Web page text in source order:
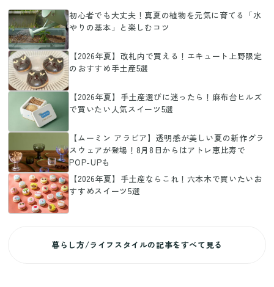
初心者でも大丈夫！真夏の植物を元気に育てる「水
やりの基本」と楽しむコツ
【2026年夏】改札内で買える！エキュート上野限定
のおすすめ手土産5選
【2026年夏】手土産選びに迷ったら！麻布台ヒルズ
で買いたい人気スイーツ5選
【ムーミン アラビア】透明感が美しい夏の新作グラ
スウェアが登場！8月8日からはアトレ恵比寿で
POP-UPも
【2026年夏】手土産ならこれ！六本木で買いたいお
すすめスイーツ5選
暮らし方/ライフスタイルの記事をすべて見る